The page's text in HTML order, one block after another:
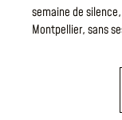
semaine de
Montpellier, sans